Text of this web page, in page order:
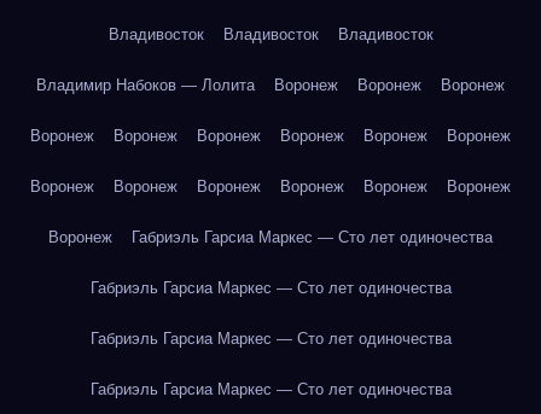
Владивосток Владивосток Владивосток
Владимир Набоков — Лолита Воронеж Воронеж Воронеж
Воронеж Воронеж Воронеж Воронеж Воронеж Воронеж
Воронеж Воронеж Воронеж Воронеж Воронеж Воронеж
Воронеж Габриэль Гарсиа Маркес — Сто лет одиночества
Габриэль Гарсиа Маркес — Сто лет одиночества
Габриэль Гарсиа Маркес — Сто лет одиночества
Габриэль Гарсиа Маркес — Сто лет одиночества